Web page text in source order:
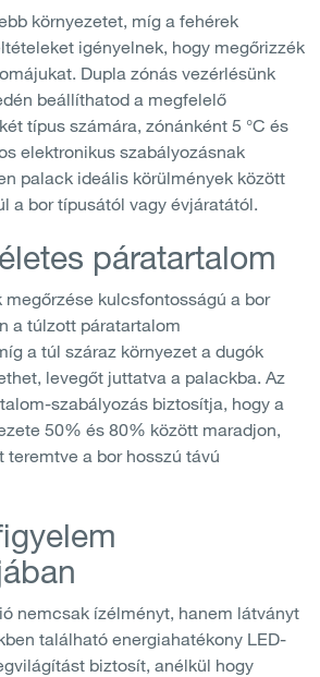
környezetet, míg a fehérek
igényelnek, hogy megőrizzék
Dupla zónás vezérlésünk
beállíthatod a megfelelő
típus számára, zónánként 5 °C és
elektronikus szabályozásnak
palack ideális körülmények között
a bor típusától vagy évjáratától.
páratartalom
kulcsfontosságú a bor
a túlzott páratartalom
a túl száraz környezet a dugók
levegőt juttatva a palackba. Az
szabályozás biztosítja, hogy a
50% és 80% között maradjon,
a bor hosszú távú
nemcsak ízélményt, hanem látványt
található energiahatékony LED-
biztosít, anélkül hogy